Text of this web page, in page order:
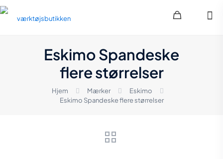
Eskimo Spandeske
flere størrelser
Hjem Mærker
Eskimo
Eskimo Spandeske flere størrelser